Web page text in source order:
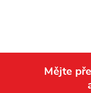
Mějte